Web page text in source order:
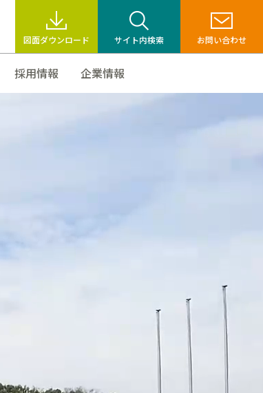
図面ダウンロード サイト内検索 お問い合わせ
採用情報 企業情報